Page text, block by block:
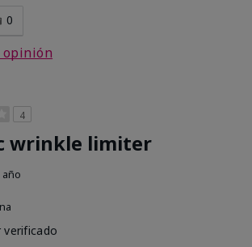
0
opinión
4
wrinkle limiter
año
verificado